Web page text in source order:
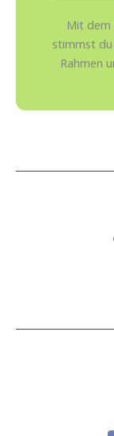
Mit dem
stimmst
Rahmen